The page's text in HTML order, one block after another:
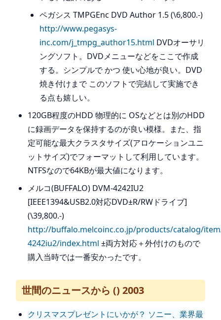
ペガシス TMPGEnc DVD Author 1.5 (\6,800.-)
http://www.pegasys-
inc.com/j_tmpg_author15.html DVDオーサリ
ングソフト。DVDメニューなどをここで作成
する。シンプルで かつ 使い心地が良い。DVD
焼き付けまで このソフトで完結して実施でき
る点も嬉しい。
120GB程度のHDD 物理的に OSなどとは別のHDD
に録画データを保持するのが良い模様。また、指
定可能な最大クラスタサイズ(アロケーションユニ
ットサイズ)でフォーマットして利用しています。
NTFSなので64KBが最大値になります。
メルコ(BUFFALO) DVM-4242IU2
[IEEE1394&USB2.0対応DVD±R/RWドライブ]
(\39,800.-)
http://buffalo.melcoinc.co.jp/products/catalog/
4242iu2/index.html ±両方対応＋外付けのもので
購入当時では一番安かったです。
世間のニュースから () 2003
クリスマスプレゼントにいかが？ ソニー、業界最